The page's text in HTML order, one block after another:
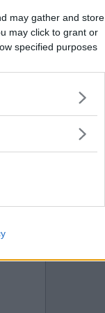
may gather and store
may click to grant or
specified purposes